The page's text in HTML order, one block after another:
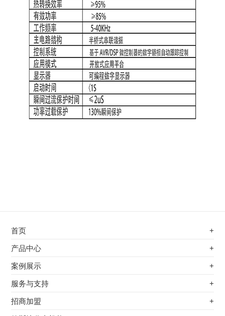
首页 +
不锈钢专用电磁加热器
电磁蒸汽发生器
产品中心 +
不锈钢专用电磁加热器
电磁蒸汽发生器
案例展示 +
最新案例
其他应用
服务与支持 +
服务覆盖网络
招商加盟 +